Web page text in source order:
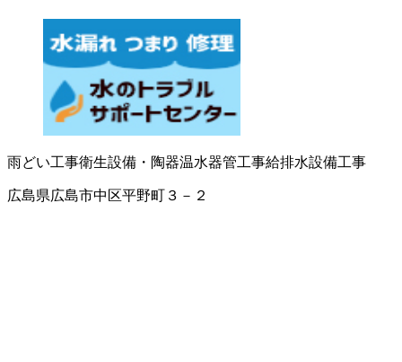
雨どい工事衛生設備・陶器温水器管工事給排水設備工事
広島県広島市中区平野町３－２